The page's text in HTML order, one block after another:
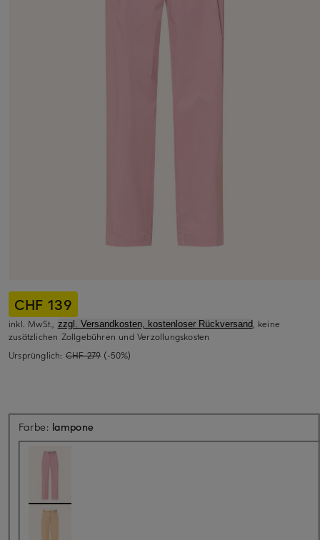
CHF 139
inkl. MwSt., zzgl. Versandkosten, kostenloser Rückversand, keine
zusätzlichen Zollgebühren und Verzollungskosten
Ursprünglich: CHF 279 (-50%)
Farbe: lampone